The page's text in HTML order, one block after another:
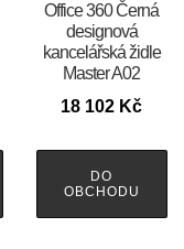
Office 360 Černá
designová
kancelářská židle
Master A02
18 102 Kč
DO
OBCHODU